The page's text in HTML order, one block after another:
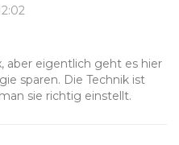
aber eigentlich geht es hier
sparen. Die Technik ist
sie richtig einstellt.